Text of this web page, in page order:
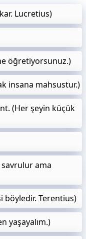
Lucretius)
öğretiyorsunuz.)
insana mahsustur.)
(Her şeyin küçük
ama
böyledir. Terentius)
yaşayalım.)